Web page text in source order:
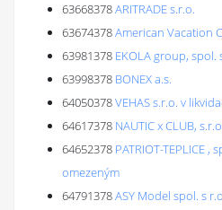
63668378ARITRADE s.r.o.
63674378American Vacation
63981378 EKOLA group, spol.
63998378 BONEX a.s.
64050378VEHAS s.r.o. v
64617378 NAUTIC x CLUB,
64652378 PATRIOT-TEPLICE
omezeným
64791378ASY Model spol. s